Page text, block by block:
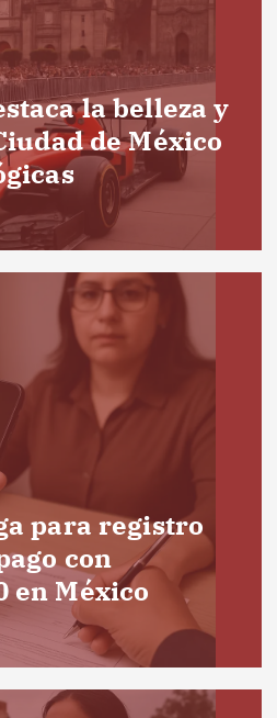
la belleza y
de México
para registro
con
en México